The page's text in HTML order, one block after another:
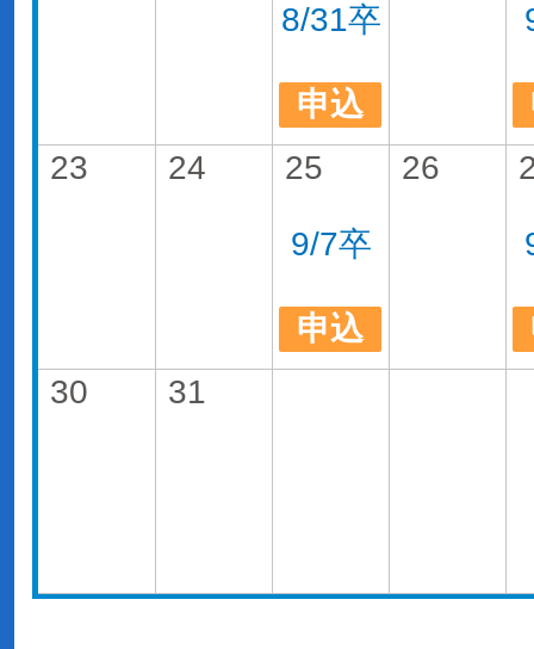
8/31卒
申込
23
24 25
9/7卒
申込
26
30
31